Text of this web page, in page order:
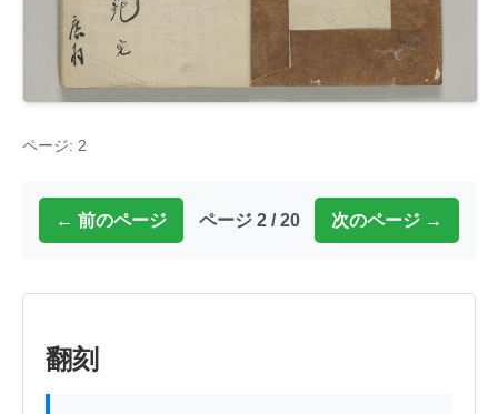
ページ: 2
← 前のページ ページ 2 / 20 次のページ →
翻刻